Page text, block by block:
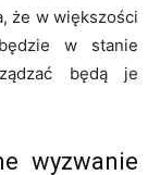
że w większości
w stanie
będą je
wyzwanie